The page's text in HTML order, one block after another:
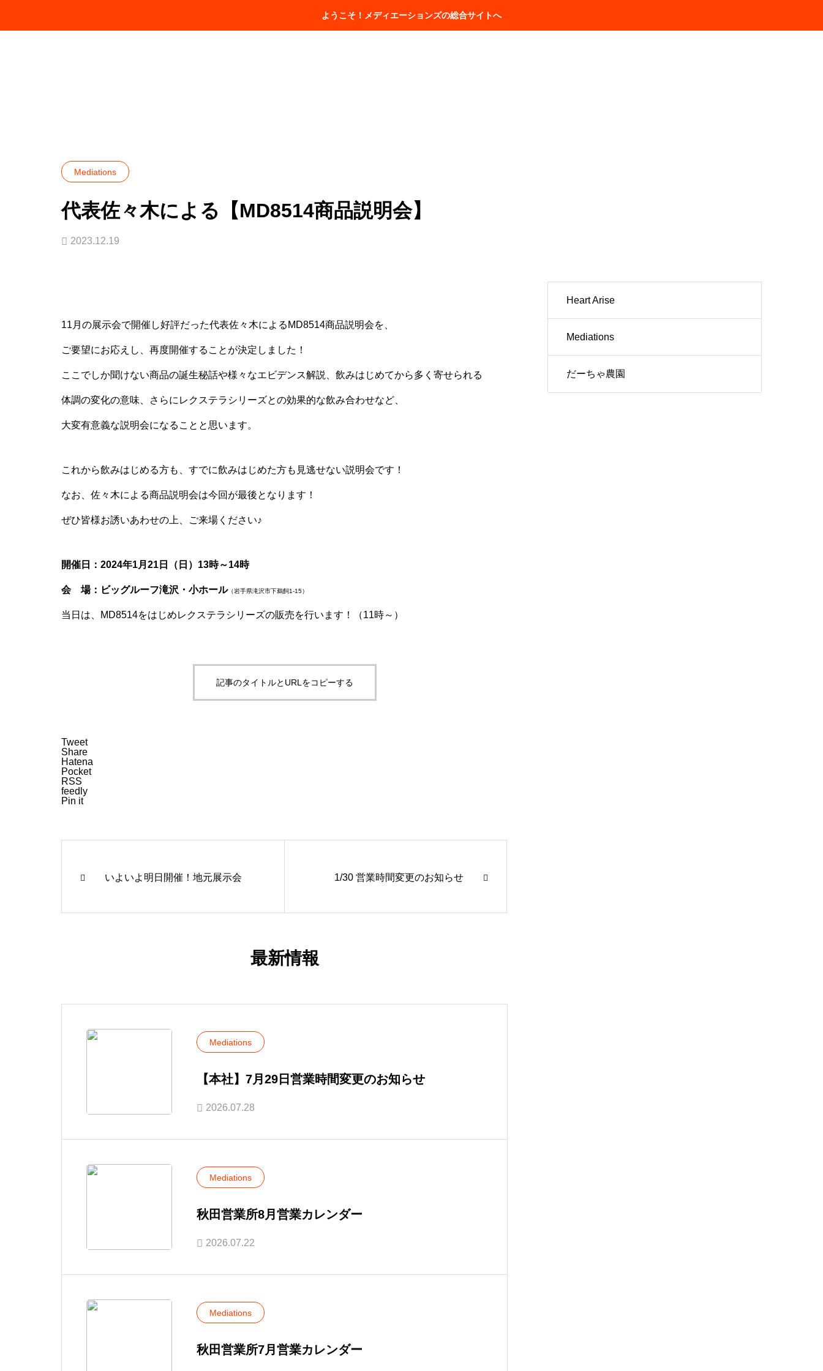
ようこそ！メディエーションズの総合サイトへ
Mediations
代表佐々木による【MD8514商品説明会】
2023.12.19
11月の展示会で開催し好評だった代表佐々木によるMD8514商品説明会を、
ご要望にお応えし、再度開催することが決定しました！
ここでしか聞けない商品の誕生秘話や様々なエビデンス解説、飲みはじめてから多く寄せられる
体調の変化の意味、さらにレクステラシリーズとの効果的な飲み合わせなど、
大変有意義な説明会になることと思います。
これから飲みはじめる方も、すでに飲みはじめた方も見逃せない説明会です！
なお、佐々木による商品説明会は今回が最後となります！
ぜひ皆様お誘いあわせの上、ご来場ください♪
開催日：2024年1月21日（日）13時～14時
会 場：ビッグルーフ滝沢・小ホール（岩手県滝沢市下鵜飼1-15）
当日は、 MD8514をはじめレクステラシリーズの販売を行います！（11時～）
記事のタイトルとURLをコピーする
Tweet
Share
Hatena
Pocket
RSS
feedly
Pin it
いよいよ明日開催！地元展示会 1/30 営業時間変更のお知らせ
最新情報
Mediations
【本社】7月29日営業時間変更のお知らせ
2026.07.28
Mediations
秋田営業所8月営業カレンダー
2026.07.22
Mediations
秋田営業所7月営業カレンダー
Heart Arise
Mediations
だーちゃ農園